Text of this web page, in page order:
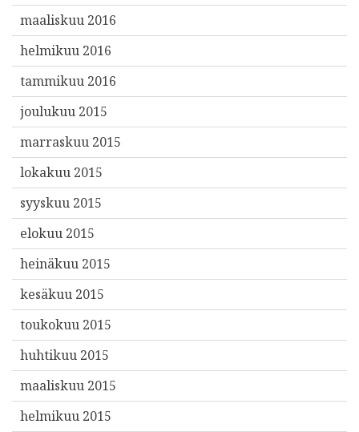
maaliskuu 2016
helmikuu 2016
tammikuu 2016
joulukuu 2015
marraskuu 2015
lokakuu 2015
syyskuu 2015
elokuu 2015
heinäkuu 2015
kesäkuu 2015
toukokuu 2015
huhtikuu 2015
maaliskuu 2015
helmikuu 2015